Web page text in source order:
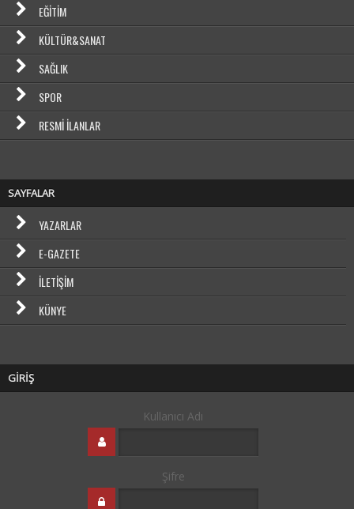
EĞITIM
KÜLTÜR&SANAT
SAĞLIK
SPOR
RESMI İLANLAR
SAYFALAR
YAZARLAR
E-GAZETE
İLETIŞIM
KÜNYE
GİRİŞ
Kullanıcı Adı
Şifre